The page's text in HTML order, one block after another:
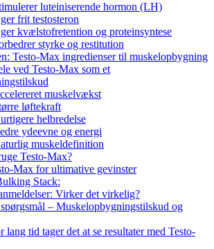
luteiniserende hormon (LH)
frit testosteron
kvælstofretention og proteinsyntese
styrke og restitution
Testo-Max ingredienser til muskelopbygning
ved Testo-Max som et
muskelvækst
løftekraft
helbredelse
ydeevne og energi
muskeldefinition
Testo-Max?
Max for ultimative gevinster
Stack:
Virker det virkelig?
– Muskelopbygningstilskud og
lang tid tager det at se resultater med Testo-